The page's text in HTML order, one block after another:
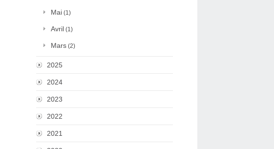
Mai (1)
Avril (1)
Mars (2)
2025
2024
2023
2022
2021